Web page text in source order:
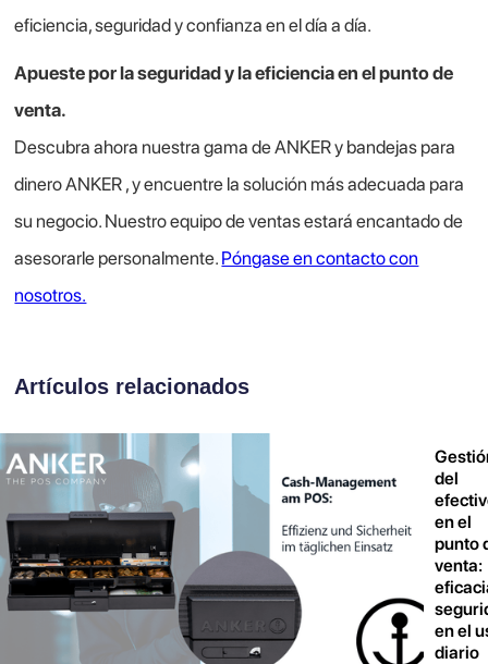
eficiencia, seguridad y confianza en el día a día.
Apueste por la seguridad y la eficiencia en el punto de
venta.
Descubra ahora nuestra gama de ANKER y bandejas para
dinero ANKER , y encuentre la solución más adecuada para
su negocio. Nuestro equipo de ventas estará encantado de
asesorarle personalmente. Póngase en contacto con
nosotros.
Artículos relacionados
del
en el
punto
venta:
en el
diario